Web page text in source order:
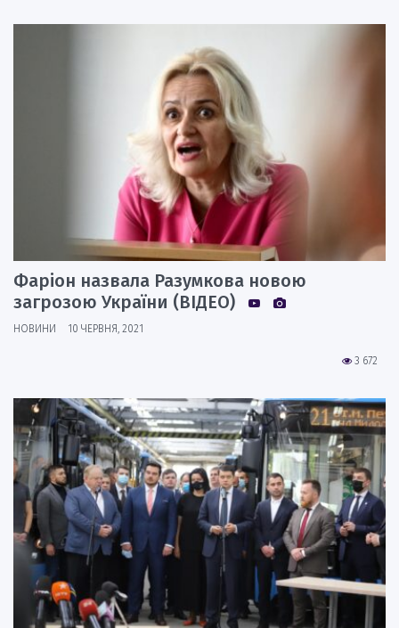
Фаріон назвала Разумкова новою
загрозою України (ВІДЕО)
НОВИНИ 10 ЧЕРВНЯ, 2021
3 672